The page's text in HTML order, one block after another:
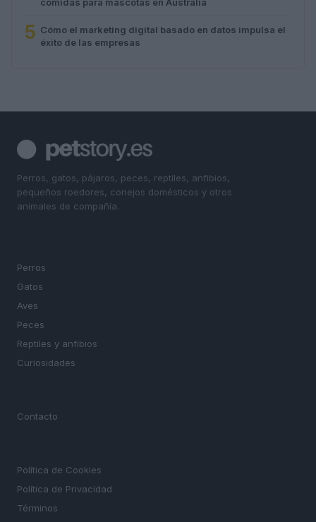
5 Cómo el marketing digital basado en datos impulsa el
éxito de las empresas
Perros, gatos, pájaros, peces, reptiles, anfibios,
pequeños roedores, conejos domésticos y otros
animales de compañía.
Perros
Gatos
Aves
Peces
Reptiles y anfibios
Curiosidades
Contacto
Política de Cookies
Política de Privacidad
Términos